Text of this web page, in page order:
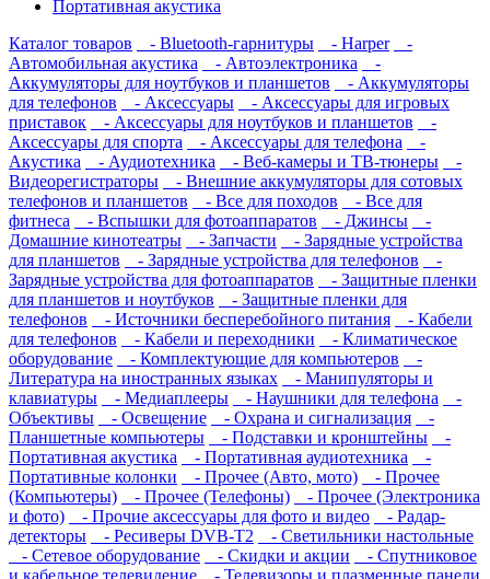
Портативная акустика
Каталог товаров
- Bluetooth-гарнитуры - Harper
-
Автомобильная акустика
- Автоэлектроника
-
Аккумуляторы для ноутбуков и планшетов
- Аккумуляторы
для телефонов
- Аксессуары
- Аксессуары для игровых
приставок
- Аксессуары для ноутбуков и планшетов
-
Аксессуары для спорта
- Аксессуары для телефона
-
Акустика
- Аудиотехника - Веб-камеры и ТВ-тюнеры
-
Видеорегистраторы
- Внешние аккумуляторы для сотовых
телефонов и планшетов
- Все для походов
- Все для
фитнеса
- Вспышки для фотоаппаратов - Джинсы
-
Домашние кинотеатры
- Запчасти
- Зарядные устройства
для планшетов
- Зарядные устройства для телефонов
-
Зарядные устройства для фотоаппаратов
- Защитные пленки
для планшетов и ноутбуков
- Защитные пленки для
телефонов
- Источники бесперебойного питания
- Кабели
для телефонов
- Кабели и переходники
- Климатическое
оборудование
- Комплектующие для компьютеров
-
Литература на иностранных языках
- Манипуляторы и
клавиатуры
- Медиаплееры - Наушники для телефона
-
Объективы
- Освещение - Охрана и сигнализация
-
Планшетные компьютеры
- Подставки и кронштейны
-
Портативная акустика
- Портативная аудиотехника
-
Портативные колонки
- Прочее (Авто, мото)
- Прочее
(Компьютеры)
- Прочее (Телефоны)
- Прочее (Электроника
и фото)
- Прочие аксессуары для фото и видео
- Радар-
детекторы
- Ресиверы DVB-T2
- Светильники настольные
- Сетевое оборудование
- Скидки и акции
- Спутниковое
и кабельное телевидение
- Телевизоры и плазменные панели